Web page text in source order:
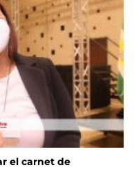
el carnet de